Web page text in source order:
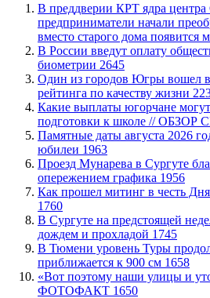
​В преддверии КРТ ядра центра
предприниматели начали
вместо старого дома появится
В России введут оплату
биометрии 2645
Один из городов Югры вошел в
рейтинга по качеству жизни
Какие выплаты югорчане
подготовки к школе //
​Памятные даты августа 2026
юбилеи 1963
​Проезд Мунарева в Сургуте
опережением графика 1956
Как прошел митинг в честь
1760
В Сургуте на предстоящей
дождем и прохладой 1745
В Тюмени уровень Туры
приближается к 900 см 1658
«Вот поэтому наши улицы и
ФОТОФАКТ 1650